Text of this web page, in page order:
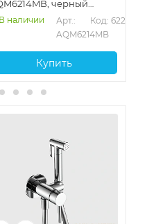
черный
В наличии
Арт.:
AQM6214MB
Код: 62269
Купить